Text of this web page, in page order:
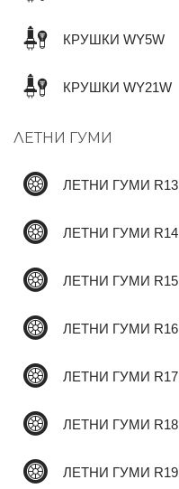
КРУШКИ WY5W
КРУШКИ WY21W
ЛЕТНИ ГУМИ
ЛЕТНИ ГУМИ R13
ЛЕТНИ ГУМИ R14
ЛЕТНИ ГУМИ R15
ЛЕТНИ ГУМИ R16
ЛЕТНИ ГУМИ R17
ЛЕТНИ ГУМИ R18
ЛЕТНИ ГУМИ R19